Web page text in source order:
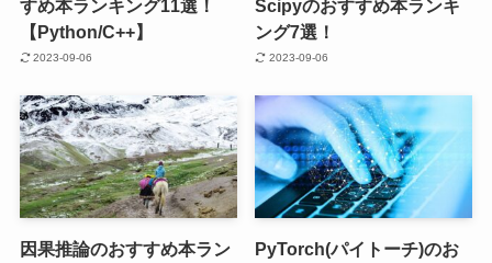
すめ本ランキング11選！
【Python/C++】
2023-09-06
Scipyのおすすめ本ランキ
ング7選！
2023-09-06
因果推論のおすすめ本ラン
PyTorch(パイトーチ)のお